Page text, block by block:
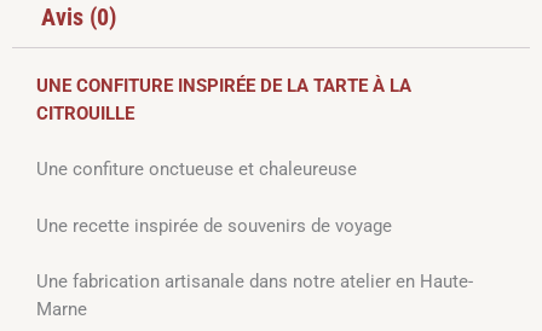
Avis (0)
UNE CONFITURE INSPIRÉE DE LA TARTE À LA
CITROUILLE
Une confiture onctueuse et chaleureuse
Une recette inspirée de souvenirs de voyage
Une fabrication artisanale dans notre atelier en Haute-
Marne